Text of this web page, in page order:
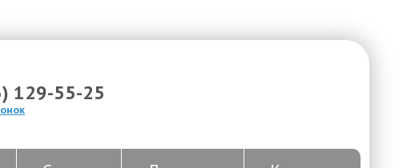
129-55-25